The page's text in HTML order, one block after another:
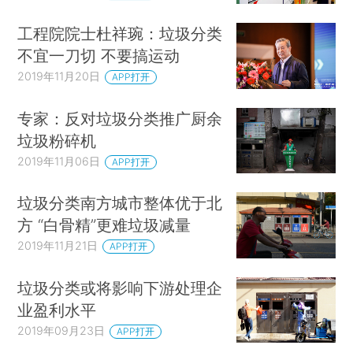
工程院院士杜祥琬：垃圾分类
不宜一刀切 不要搞运动
2019年11月20日 APP打开
专家：反对垃圾分类推广厨余
垃圾粉碎机
2019年11月06日 APP打开
垃圾分类南方城市整体优于北
方 “白骨精”更难垃圾减量
2019年11月21日 APP打开
垃圾分类或将影响下游处理企
业盈利水平
2019年09月23日 APP打开